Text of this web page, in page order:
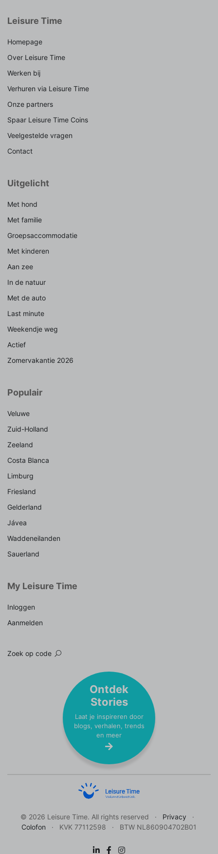
Leisure Time
Homepage
Over Leisure Time
Werken bij
Verhuren via Leisure Time
Onze partners
Spaar Leisure Time Coins
Veelgestelde vragen
Contact
Uitgelicht
Met hond
Met familie
Groepsaccommodatie
Met kinderen
Aan zee
In de natuur
Met de auto
Last minute
Weekendje weg
Actief
Zomervakantie 2026
Populair
Veluwe
Zuid-Holland
Zeeland
Costa Blanca
Limburg
Friesland
Gelderland
Jávea
Waddeneilanden
Sauerland
My Leisure Time
Inloggen
Aanmelden
Zoek op code
Ontdek
Stories
Laat je inspireren door
blogs, verhalen, trends
en meer
© 2026 Leisure Time. All rights reserved
Privacy
Colofon
KVK 77112598 BTW NL860904702B01